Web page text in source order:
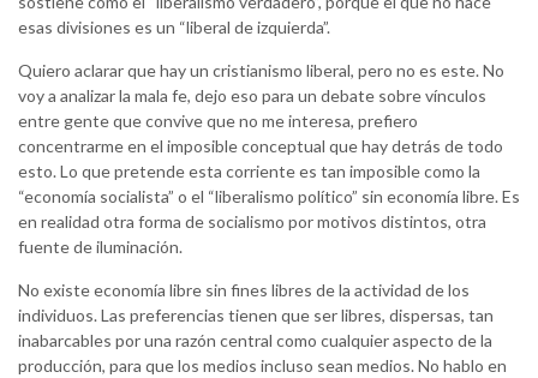
esas divisiones es un “liberal de izquierda”.
Quiero aclarar que hay un cristianismo liberal, pero no es este. No
voy a analizar la mala fe, dejo eso para un debate sobre vínculos
entre gente que convive que no me interesa, prefiero
concentrarme en el imposible conceptual que hay detrás de todo
esto. Lo que pretende esta corriente es tan imposible como la
“economía socialista” o el “liberalismo político” sin economía libre. Es
en realidad otra forma de socialismo por motivos distintos, otra
fuente de iluminación.
No existe economía libre sin fines libres de la actividad de los
individuos. Las preferencias tienen que ser libres, dispersas, tan
inabarcables por una razón central como cualquier aspecto de la
producción, para que los medios incluso sean medios. No hablo en